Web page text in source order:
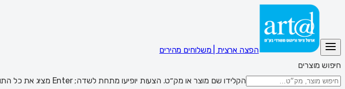
הפצה ארצית | משלוחים מהירים
חיפוש מוצרים
הקלידו שם מוצר או מק״ט. הצעות יופיעו מתחת לשדה; Enter מציג את כל התוצאות, Escape סוגר את ההצעות.